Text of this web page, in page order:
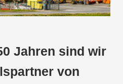
Jahren sind wir
von